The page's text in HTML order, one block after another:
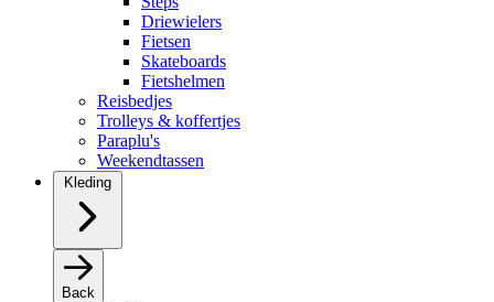
Driewielers
Fietsen
Skateboards
Fietshelmen
Reisbedjes
Trolleys & koffertjes
Paraplu's
Weekendtassen
Kleding
Back